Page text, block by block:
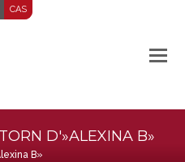
CAS
D'»ALEXINA B»
B»